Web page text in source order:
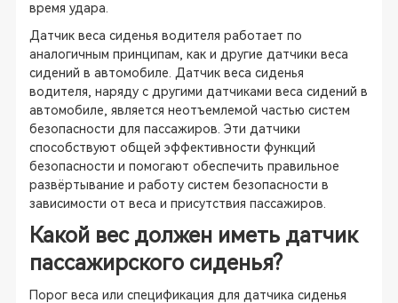
время удара.
Датчик веса сиденья водителя работает по
аналогичным принципам, как и другие датчики веса
сидений в автомобиле. Датчик веса сиденья
водителя, наряду с другими датчиками веса сидений в
автомобиле, является неотъемлемой частью систем
безопасности для пассажиров. Эти датчики
способствуют общей эффективности функций
безопасности и помогают обеспечить правильное
развёртывание и работу систем безопасности в
зависимости от веса и присутствия пассажиров.
Какой вес должен иметь датчик
пассажирского сиденья?
Порог веса или спецификация для датчика сиденья